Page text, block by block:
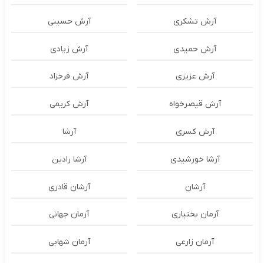
آرش تشکری آرش حسینی
آرش حمیدی آرش زیادی
آرش عزیزی آرش فرخزاد
آرش قیصرخواه آرش کریمی
آرش کسری آرشا
آرشا خورشیدی آرشا رادین
آرشان آرشان قادری
آرمان بختیاری آرمان جهانی
آرمان زارعی آرمان شهابی